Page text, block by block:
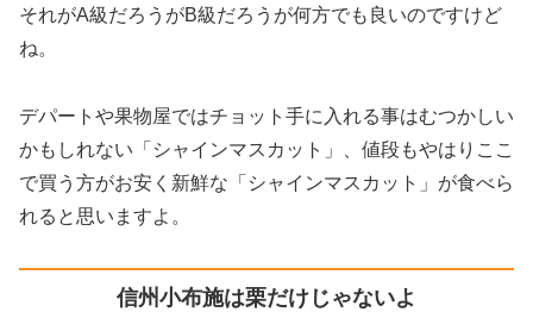
それがA級だろうがB級だろうが何方でも良いのですけど
ね。
デパートや果物屋ではチョット手に入れる事はむつかしい
かもしれない「シャインマスカット」、値段もやはりここ
で買う方がお安く新鮮な「シャインマスカット」が食べら
れると思いますよ。
信州小布施は栗だけじゃないよ